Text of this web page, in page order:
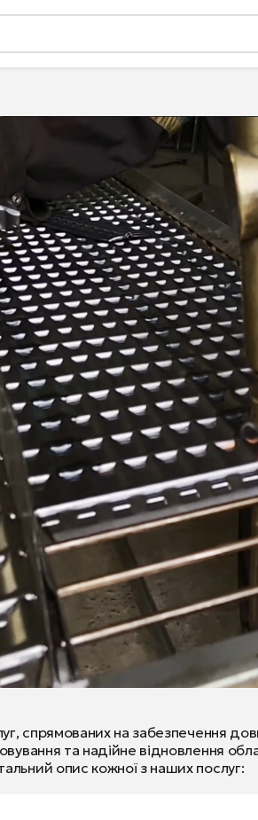
спрямованих на забезпечення
та надійне відновлення
опис кожної з наших послуг: